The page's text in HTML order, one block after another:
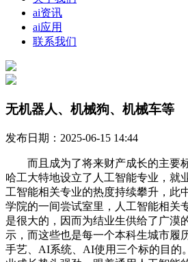
ai资讯
ai应用
联系我们
无机器人、机械狗、机械车等
发布日期：2025-06-15 14:44
而且成为了将来财产成长的主要标
哈工大特地设立了人工智能专业，就
工智能相关专业的热度持续攀升，此
学院的一间尝试室里，人工智能相关
是很大的，因而为结业生供给了广漠
示，而这些也是每一个本科生城市履
手艺、AI系统、AI使用三个标的目的